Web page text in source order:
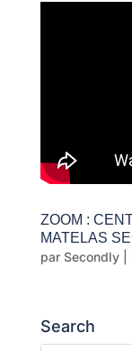
ZOOM :
MATELAS
par Secondly|
Search